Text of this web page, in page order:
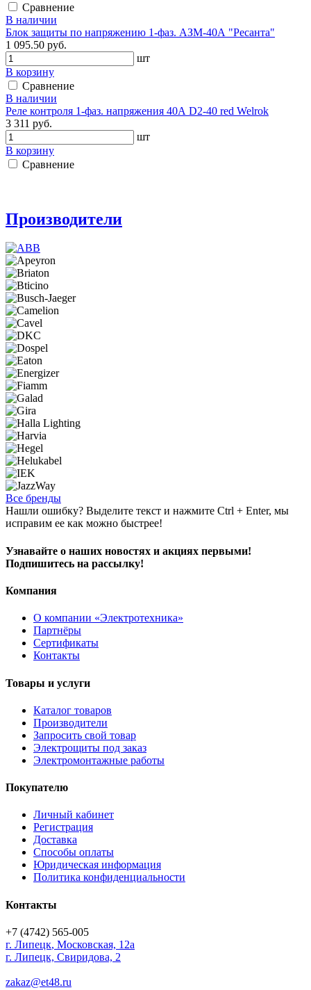
Сравнение
В наличии
Блок защиты по напряжению 1-фаз. АЗМ-40А "Ресанта"
1 095.50 руб.
шт
В корзину
Сравнение
В наличии
Реле контроля 1-фаз. напряжения 40А D2-40 red Welrok
3 311 руб.
шт
В корзину
Сравнение
Производители
Все бренды
Нашли ошибку? Выделите текст и нажмите Ctrl + Enter, мы
исправим ее как можно быстрее!
Узнавайте о наших новостях и акциях первыми!
Подпишитесь на рассылку!
Компания
О компании «Электротехника»
Партнёры
Сертификаты
Контакты
Товары и услуги
Каталог товаров
Производители
Запросить свой товар
Электрощиты под заказ
Электромонтажные работы
Покупателю
Личный кабинет
Регистрация
Доставка
Способы оплаты
Юридическая информация
Политика конфиденциальности
Контакты
+7 (4742) 565-005
г. Липецк, Московская, 12а
г. Липецк, Свиридова, 2
zakaz@et48.ru